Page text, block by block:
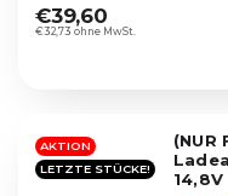
durchschnittliche
Produktbewertung
Sternen.
€32,73 ohne MwSt.
€39,60
AKTION
LETZTE STÜCKE!
(NUR
14,8V